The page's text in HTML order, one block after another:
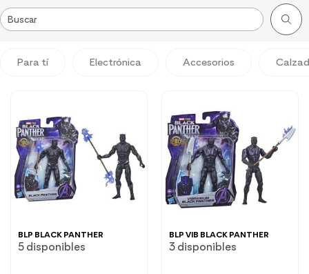
Para tí Electrónica Accesorios
BLP BLACK PANTHER
5 disponibles
BLP VIB BLACK PANTHER
3 disponibles